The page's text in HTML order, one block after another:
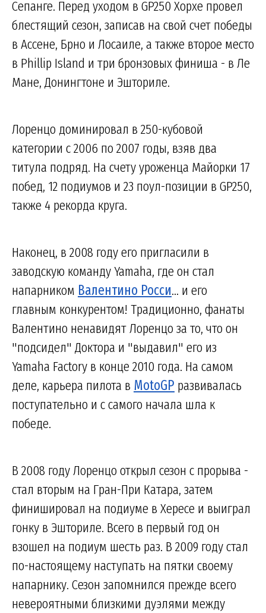
Сепанге. Перед уходом в GP250 Хорхе провел
блестящий сезон, записав на свой счет победы
в Ассене, Брно и Лосаиле, а также второе место
в Phillip Island и три бронзовых финиша - в Ле
Мане, Донингтоне и Эшториле.
Лоренцо доминировал в 250-кубовой
категории с 2006 по 2007 годы, взяв два
титула подряд. На счету уроженца Майорки 17
побед, 12 подиумов и 23 поул-позиции в GP250,
также 4 рекорда круга.
Наконец, в 2008 году его пригласили в
заводскую команду Yamaha, где он стал
напарником Валентино Росси... и его
главным конкурентом! Традиционно, фанаты
Валентино ненавидят Лоренцо за то, что он
"подсидел" Доктора и "выдавил" его из
Yamaha Factory в конце 2010 года. На самом
деле, карьера пилота в MotoGP развивалась
поступательно и с самого начала шла к
победе.
В 2008 году Лоренцо открыл сезон с прорыва -
стал вторым на Гран-При Катара, затем
финишировал на подиуме в Хересе и выиграл
гонку в Эшториле. Всего в первый год он
взошел на подиум шесть раз. В 2009 году стал
по-настоящему наступать на пятки своему
напарнику. Сезон запомнился прежде всего
невероятными близкими дуэлями между